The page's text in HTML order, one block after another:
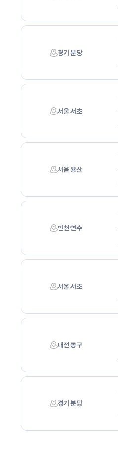
경기 분당
서울 서초
서울 용산
인천 연수
서울 서초
대전 동구
경기 분당